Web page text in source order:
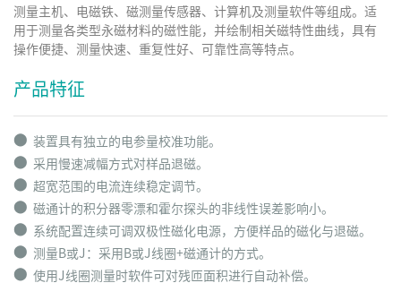
测量主机、电磁铁、磁测量传感器、计算机及测量软件等组成。适
用于测量各类型永磁材料的磁性能，并绘制相关磁特性曲线，具有
操作便捷、测量快速、重复性好、可靠性高等特点。
产品特征
⬤ 装置具有独立的电参量校准功能。
⬤ 采用慢速减幅方式对样品退磁。
⬤ 超宽范围的电流连续稳定调节。
⬤ 磁通计的积分器零漂和霍尔探头的非线性误差影响小。
⬤ 系统配置连续可调双极性磁化电源，方便样品的磁化与退磁。
⬤ 测量B或J：采用B或J线圈+磁通计的方式。
⬤ 使用J线圈测量时软件可对残匝面积进行自动补偿。